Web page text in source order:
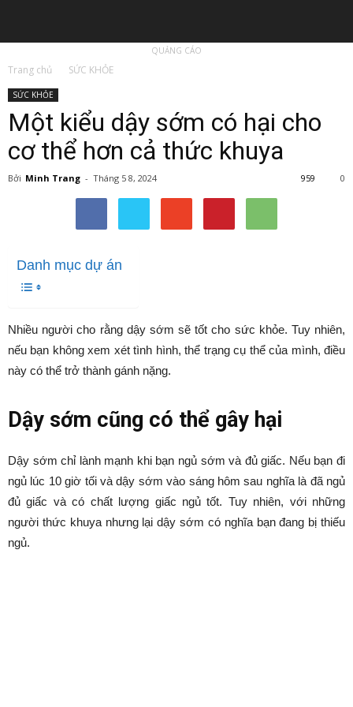
QUẢNG CÁO
Trang chủ SỨC KHỎE
SỨC KHỎE
Một kiểu dậy sớm có hại cho
cơ thể hơn cả thức khuya
Bởi Minh Trang - Tháng 5 8, 2024 0
959